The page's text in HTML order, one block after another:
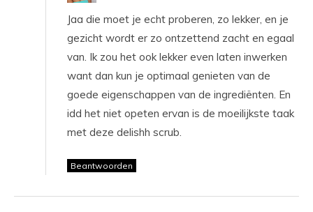
Jaa die moet je echt proberen, zo lekker, en je
gezicht wordt er zo ontzettend zacht en egaal
van. Ik zou het ook lekker even laten inwerken
want dan kun je optimaal genieten van de
goede eigenschappen van de ingrediënten. En
idd het niet opeten ervan is de moeilijkste taak
met deze delishh scrub.
Beantwoorden